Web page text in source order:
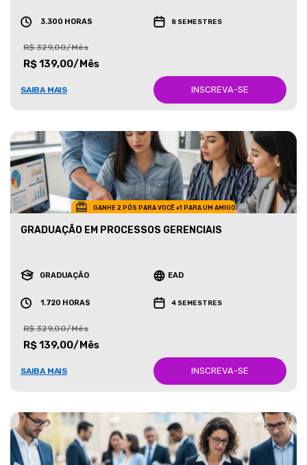
3.300 HORAS 8 SEMESTRES
R$ 329,00/Mês
R$ 139,00/Mês
SAIBA MAIS INSCREVA-SE
GANHE 2 PÓS PARA VOCÊ +1 PARA UM AMIGO
GRADUAÇÃO EM PROCESSOS GERENCIAIS
GRADUAÇÃO EAD
1.720 HORAS 4 SEMESTRES
R$ 329,00/Mês
R$ 139,00/Mês
SAIBA MAIS INSCREVA-SE